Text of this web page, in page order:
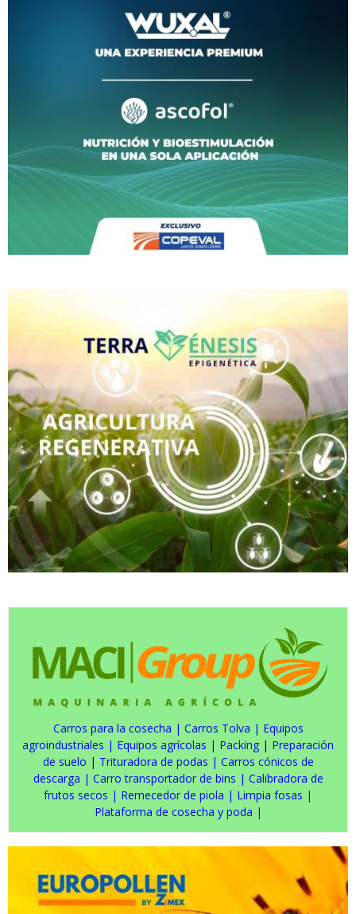
Carros para la cosecha | Carros Tolva | Equipos
agroindustriales | Equipos agrícolas | Packing | Preparación
de suelo | Trituradora de podas | Carros cónicos de
descarga | Carro transportador de bins | Calibradora de
frutos secos | Remecedor de piola | Limpia fosas |
Plataforma de cosecha y poda |